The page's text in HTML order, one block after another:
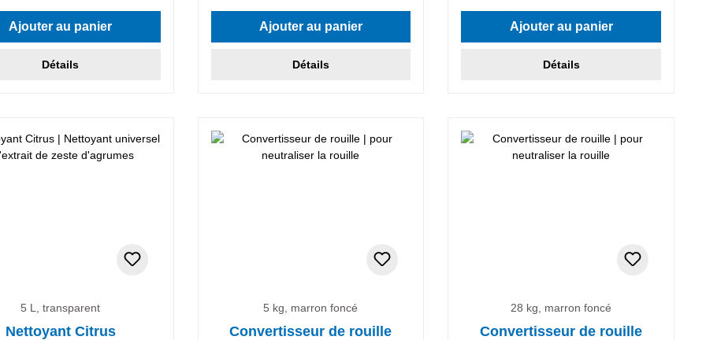
Ajouter au panier
Détails
Ajouter au panier
Détails
Note moyenne de 5 sur 5 étoiles
Ajouter au panier
Détails
5 L, transparent
Nettoyant Citrus
5 kg, marron foncé
Convertisseur de rouille
28 kg, marron foncé
Convertisseur de rouille